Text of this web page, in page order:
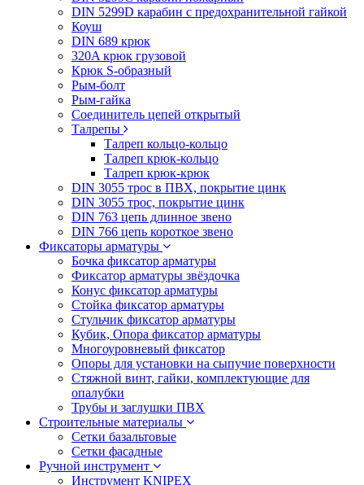
DIN 5299D карабин с предохранительной гайкой
Коуш
DIN 689 крюк
320A крюк грузовой
Крюк S-образный
Рым-болт
Рым-гайка
Соединитель цепей открытый
Талрепы
Талреп кольцо-кольцо
Талреп крюк-кольцо
Талреп крюк-крюк
DIN 3055 трос в ПВХ, покрытие цинк
DIN 3055 трос, покрытие цинк
DIN 763 цепь длинное звено
DIN 766 цепь короткое звено
Фиксаторы арматуры
Бочка фиксатор арматуры
Фиксатор арматуры звёздочка
Конус фиксатор арматуры
Стойка фиксатор арматуры
Стульчик фиксатор арматуры
Кубик, Опора фиксатор арматуры
Многоуровневый фиксатор
Опоры для установки на сыпучие поверхности
Стяжной винт, гайки, комплектующие для
опалубки
Трубы и заглушки ПВХ
Строительные материалы
Сетки базальтовые
Сетки фасадные
Ручной инструмент
Инструмент KNIPEX